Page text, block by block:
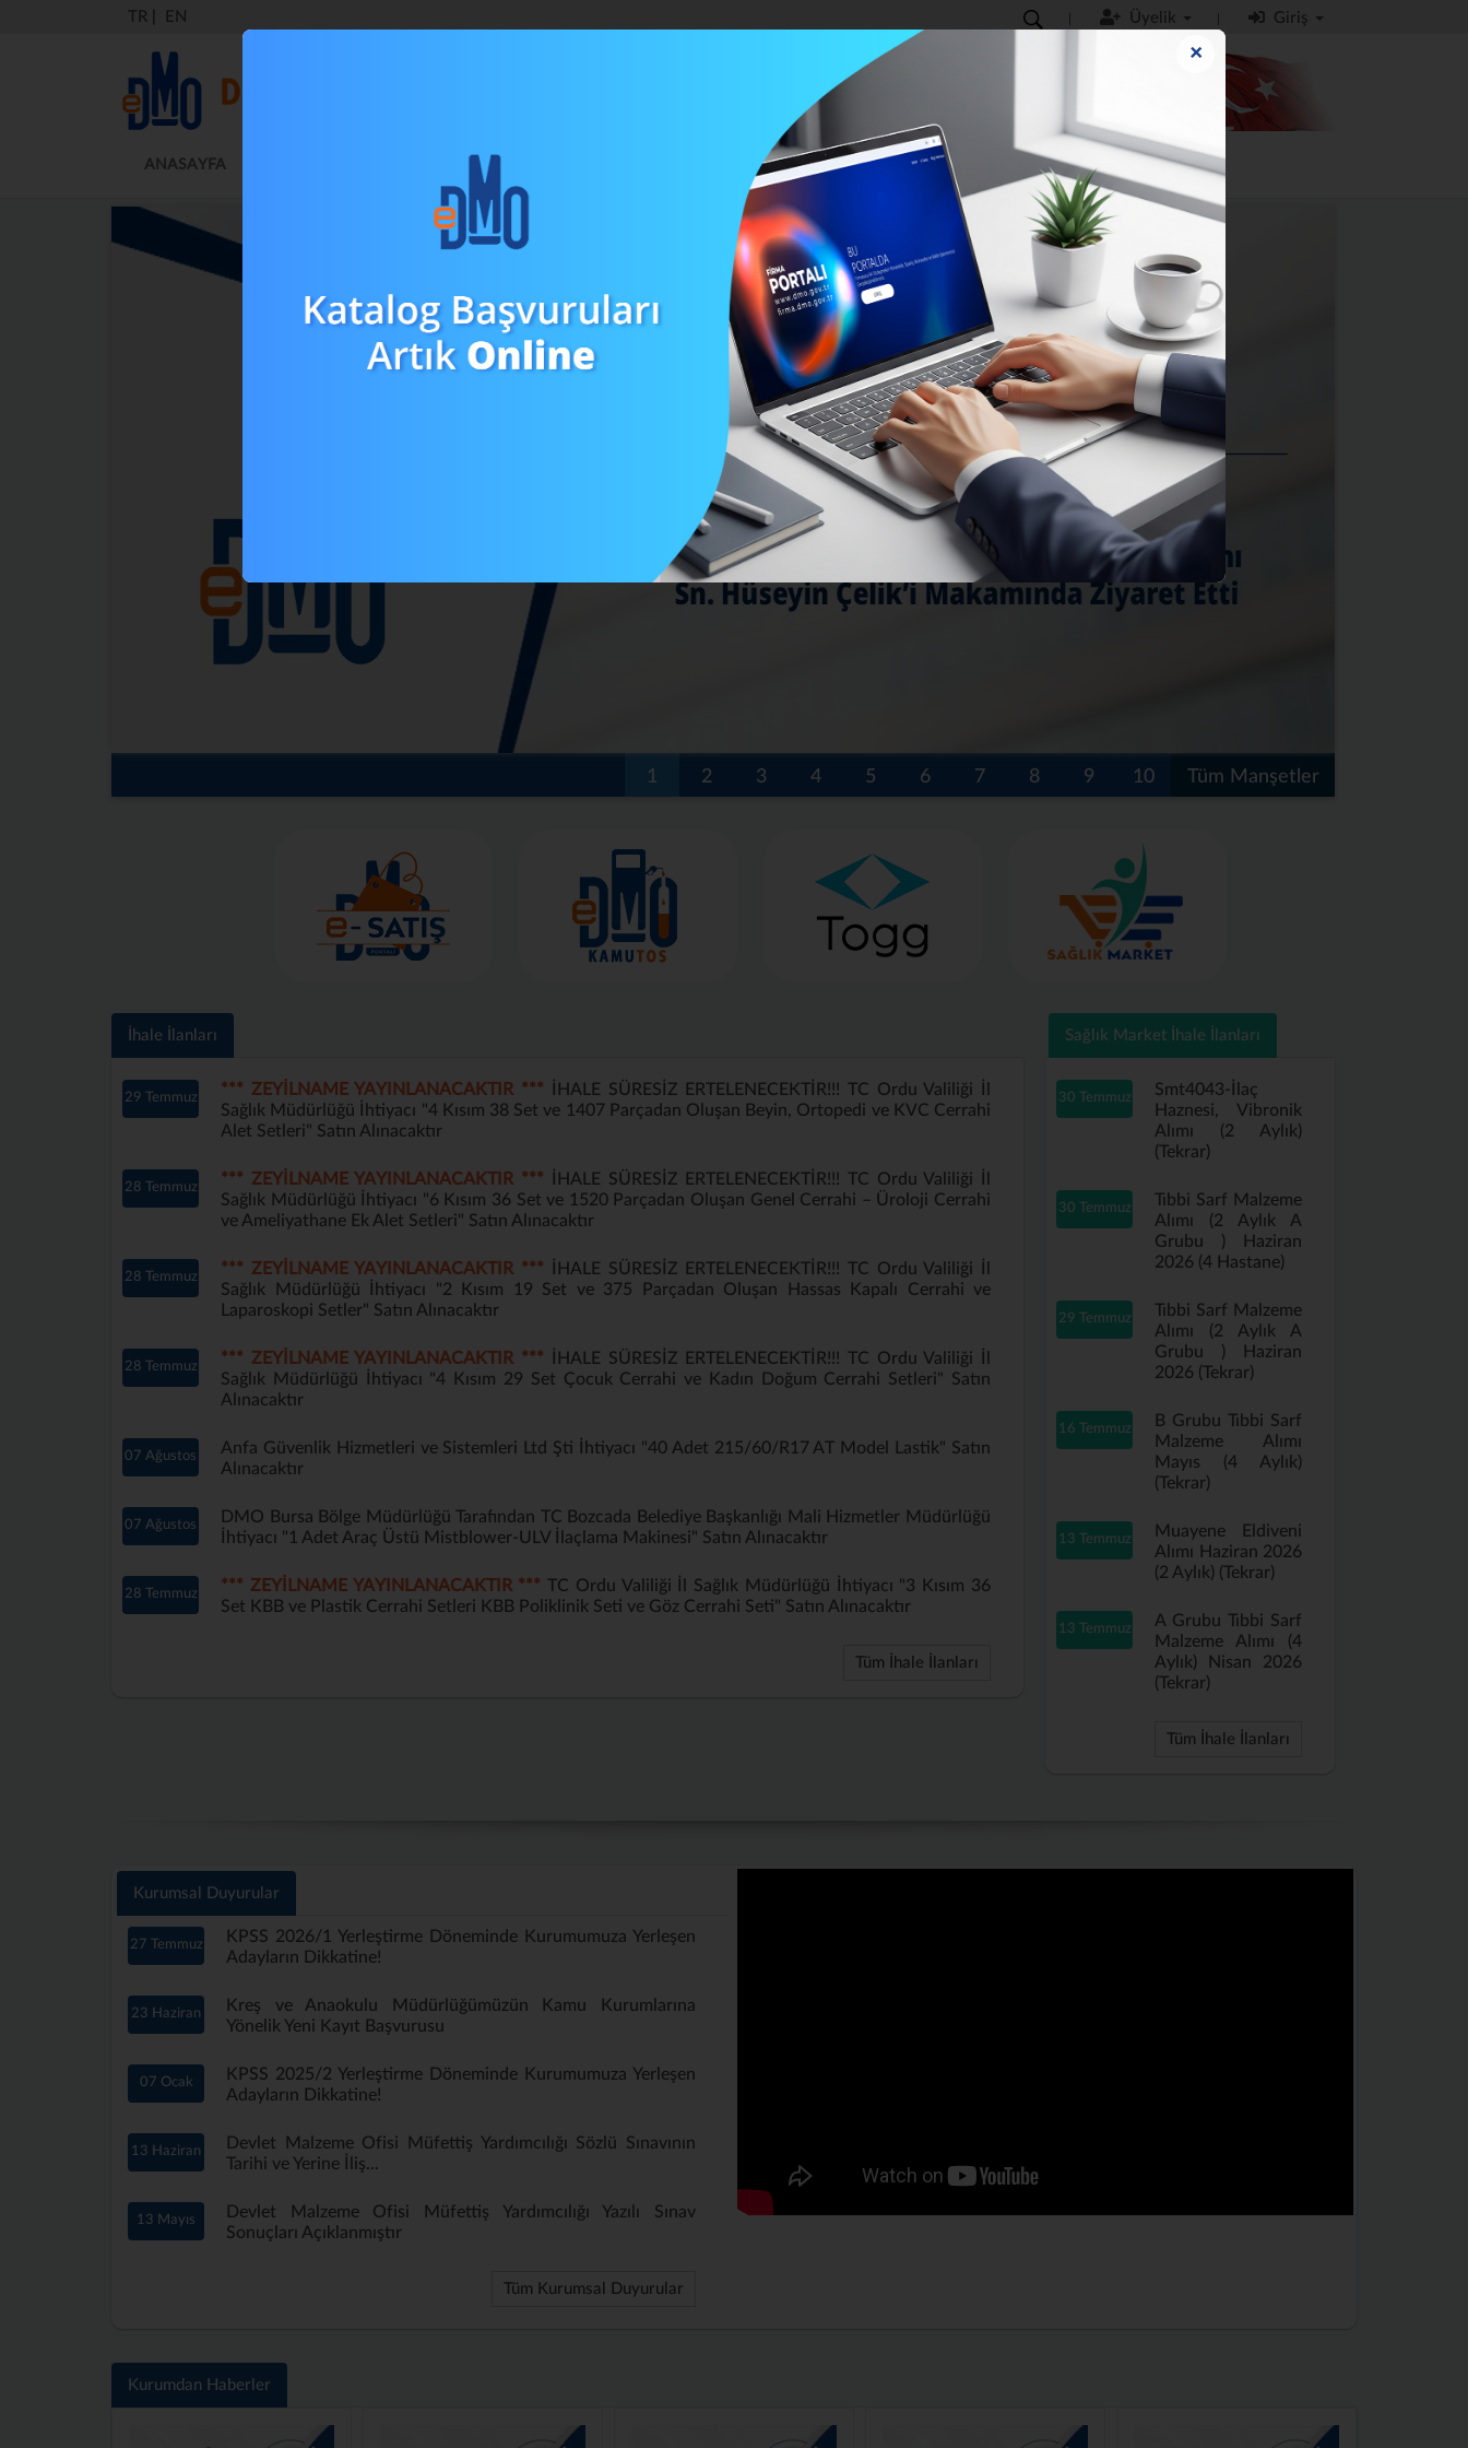
TR EN Üyelik Giriş
ANASAYFA BİLGİ MERKEZİ İSTATİSTİKLER BASINDA DMO İLETİŞİM KILAVUZLAR
1 2 3 4 5 6 7 8 9 10 Tüm Manşetler
İhale İlanları
29 Temmuz *** ZEYİLNAME YAYINLANACAKTIR ***
İHALE SÜRESİZ ERTELENECEKTİR!!! TC Ordu Valiliği İl
Sağlık Müdürlüğü İhtiyacı "4 Kısım 38 Set ve 1407 Parçadan Oluşan Beyin, Ortopedi ve KVC Cerrahi
Alet Setleri" Satın Alınacaktır
28 Temmuz *** ZEYİLNAME YAYINLANACAKTIR ***
İHALE SÜRESİZ ERTELENECEKTİR!!! TC Ordu Valiliği İl
Sağlık Müdürlüğü İhtiyacı "6 Kısım 36 Set ve 1520 Parçadan Oluşan Genel Cerrahi – Üroloji Cerrahi
ve Ameliyathane Ek Alet Setleri" Satın Alınacaktır
28 Temmuz *** ZEYİLNAME YAYINLANACAKTIR ***
İHALE SÜRESİZ ERTELENECEKTİR!!! TC Ordu Valiliği İl
Sağlık Müdürlüğü İhtiyacı "2 Kısım 19 Set ve 375 Parçadan Oluşan Hassas Kapalı Cerrahi ve
Laparoskopi Setler" Satın Alınacaktır
28 Temmuz *** ZEYİLNAME YAYINLANACAKTIR ***
İHALE SÜRESİZ ERTELENECEKTİR!!! TC Ordu Valiliği İl
Sağlık Müdürlüğü İhtiyacı "4 Kısım 29 Set Çocuk Cerrahi ve Kadın Doğum Cerrahi Setleri" Satın
Alınacaktır
07 Ağustos
Anfa Güvenlik Hizmetleri ve Sistemleri Ltd Şti İhtiyacı "40 Adet 215/60/R17 AT Model Lastik" Satın
Alınacaktır
07 Ağustos
DMO Bursa Bölge Müdürlüğü Tarafından TC Bozcada Belediye Başkanlığı Mali Hizmetler Müdürlüğü
İhtiyacı "1 Adet Araç Üstü Mistblower-ULV İlaçlama Makinesi" Satın Alınacaktır
28 Temmuz *** ZEYİLNAME YAYINLANACAKTIR ***TC Ordu Valiliği İl Sağlık Müdürlüğü İhtiyacı "3 Kısım 36
Set KBB ve Plastik Cerrahi Setleri KBB Poliklinik Seti ve Göz Cerrahi Seti" Satın Alınacaktır
Tüm İhale İlanları
Sağlık Market İhale İlanları
30 Temmuz
Smt4043-İlaç
Haznesi, Vibronik
Alımı (2 Aylık)
(Tekrar)
30 Temmuz
Tıbbi Sarf Malzeme
Alımı (2 Aylık A
Grubu ) Haziran
2026 (4 Hastane)
29 Temmuz
Tıbbi Sarf Malzeme
Alımı (2 Aylık A
Grubu ) Haziran
2026 (Tekrar)
16 Temmuz
B Grubu Tıbbi Sarf
Malzeme Alımı
Mayıs (4 Aylık)
(Tekrar)
13 Temmuz
Muayene Eldiveni
Alımı Haziran 2026
(2 Aylık) (Tekrar)
13 Temmuz
A Grubu Tıbbi Sarf
Malzeme Alımı (4
Aylık) Nisan 2026
(Tekrar)
Tüm İhale İlanları
Kurumsal Duyurular
27 Temmuz
KPSS 2026/1 Yerleştirme Döneminde Kurumumuza Yerleşen
Adayların Dikkatine!
23 Haziran
Kreş ve Anaokulu Müdürlüğümüzün Kamu Kurumlarına
Yönelik Yeni Kayıt Başvurusu
07 Ocak
KPSS 2025/2 Yerleştirme Döneminde Kurumumuza Yerleşen
Adayların Dikkatine!
13 Haziran
Devlet Malzeme Ofisi Müfettiş Yardımcılığı Sözlü Sınavının
Tarihi ve Yerine İliş...
13 Mayıs
Devlet Malzeme Ofisi Müfettiş Yardımcılığı Yazılı Sınav
Sonuçları Açıklanmıştır
Tüm Kurumsal Duyurular
Kurumdan Haberler
×